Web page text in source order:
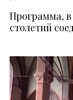
Программа,
столетий